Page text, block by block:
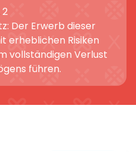
2
Der Erwerb dieser
erheblichen Risiken
vollständigen Verlust
führen.